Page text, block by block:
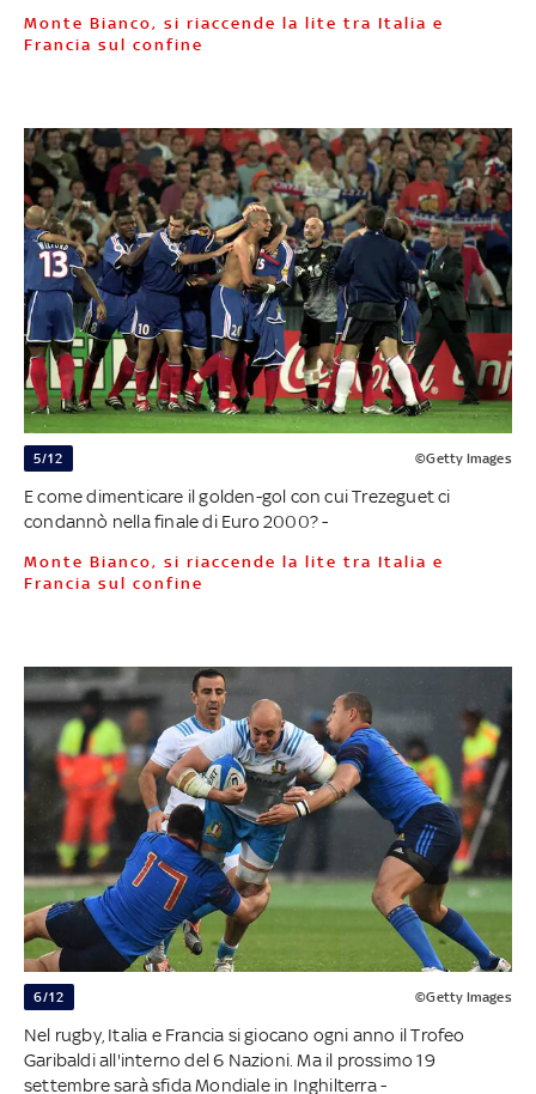
Monte Bianco, si riaccende la lite tra Italia e
Francia sul confine
5/12 ©Getty Images
E come dimenticare il golden-gol con cui Trezeguet ci
condannò nella finale di Euro 2000? -
Monte Bianco, si riaccende la lite tra Italia e
Francia sul confine
6/12 ©Getty Images
Nel rugby, Italia e Francia si giocano ogni anno il Trofeo
Garibaldi all'interno del 6 Nazioni. Ma il prossimo 19
settembre sarà sfida Mondiale in Inghilterra -